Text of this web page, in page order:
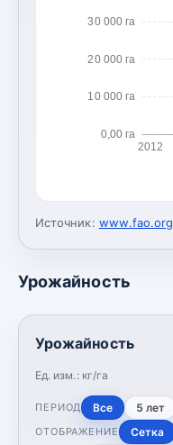
0,00 га
10 000 га
20 000 га
30 000 га
2012
Источник: www.fao.org
Урожайность
Урожайность
Ед. изм.: кг/га
ПЕРИОД Все 5 лет
ОТОБРАЖЕНИЕ Сетка